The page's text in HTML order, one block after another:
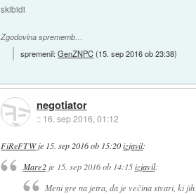
skibidi
Zgodovina sprememb…
spremenil:GenZNPC(15. sep 2016 ob 23:38)
negotiator
:: 16. sep 2016, 01:12
FiReFTWje 15. sep 2016 ob 15:20 izjavil:
Mare2je 15. sep 2016 ob 14:15 izjavil:
Meni gre na jetra, da je večina stvari, ki